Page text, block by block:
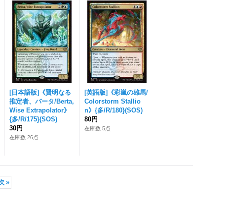
[日本語版]《賢明なる
推定者、バータ/Berta,
Wise Extrapolator》
{多/R/175}(SOS)
30円
在庫数 26点
[英語版]《彩嵐の雄馬/
Colorstorm Stallio
n》{多/R/180}(SOS)
80円
在庫数 5点
»